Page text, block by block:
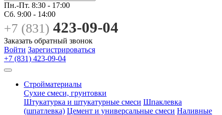
Пн.-Пт. 8:30 - 17:00
Сб. 9:00 - 14:00
+7 (831) 423-09-04
Заказать обратный звонок
Войти Зарегистрироваться
+7 (831) 423-09-04
Стройматериалы
Сухие смеси, грунтовки
Штукатурка и штукатурные смеси Шпаклевка
(шпатлевка) Цемент и универсальные смеси Наливные